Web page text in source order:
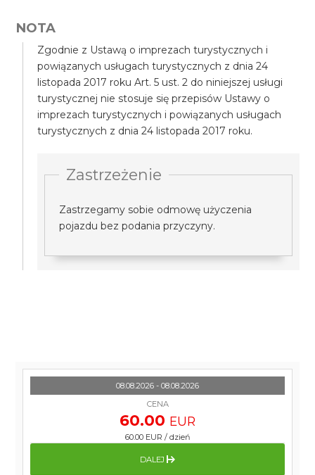
NOTA
Zgodnie z Ustawą o imprezach turystycznych i
powiązanych usługach turystycznych z dnia 24
listopada 2017 roku Art. 5 ust. 2 do niniejszej usługi
turystycznej nie stosuje się przepisów Ustawy o
imprezach turystycznych i powiązanych usługach
turystycznych z dnia 24 listopada 2017 roku.
Zastrzeżenie
Zastrzegamy sobie odmowę użyczenia
pojazdu bez podania przyczyny.
08.08.2026 - 08.08.2026
CENA
60.00 EUR
60.00 EUR / dzień
DALEJ